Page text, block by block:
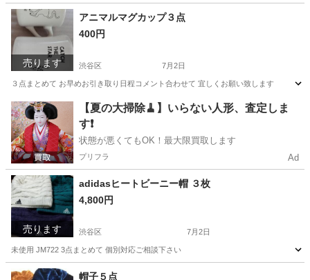
東京 渋谷区 シューズ
売ります
アニマルマグカップ３点
400円
渋谷区 7月2日
３点まとめて お早めお引き取り日程コメント合わせて 宜しくお願い致します
東京 渋谷区 食器
【夏の大掃除🧹】いらない人形、査定しま
す❗️
状態が悪くてもOK！最大限買取します
プリフラ Ad
売ります
adidasヒートビーニー帽 ３枚
4,800円
渋谷区 7月2日
未使用 JM722 3点まとめて 個別対応ご相談下さい
東京 渋谷区 小物
帽子５点